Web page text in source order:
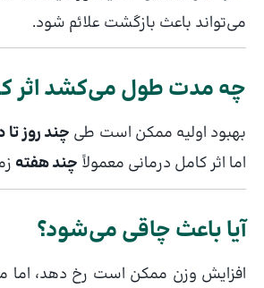
می‌تواند باعث بازگشت علائم شود.
چه مدت طول می‌کشد اثر
بهبود اولیه ممکن است طی چند روز
اما اثر کامل درمانی معمولاً چند هفته
آیا باعث چاقی می‌شود؟
افزایش وزن ممکن است رخ دهد، اما